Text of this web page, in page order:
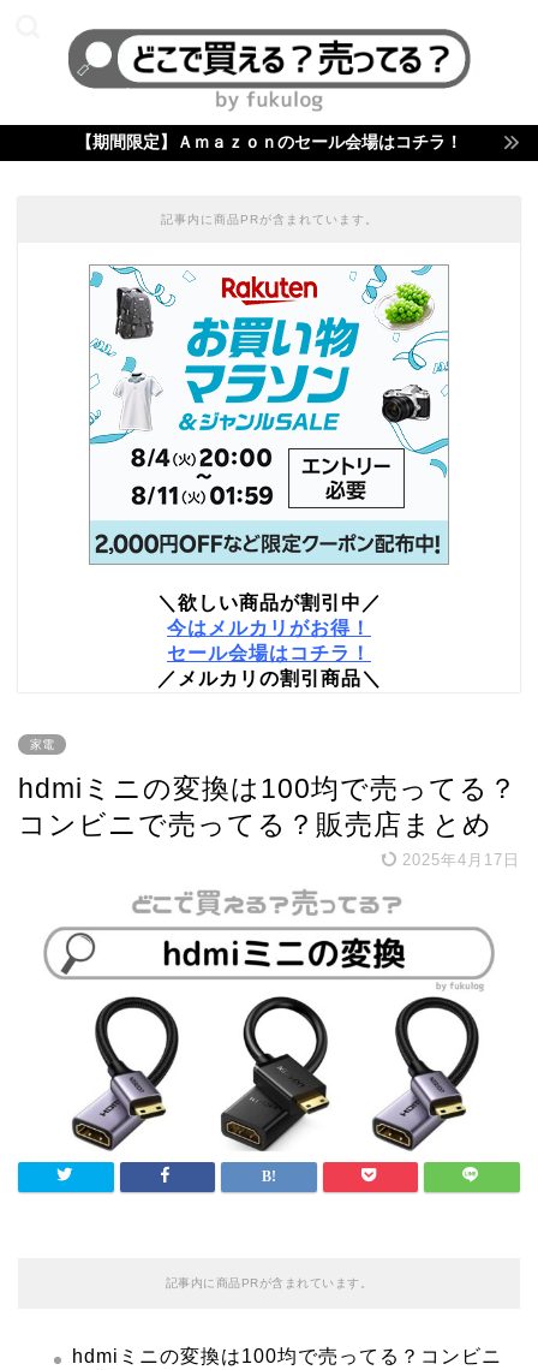
【期間限定】Ａｍａｚｏｎのセール会場はコチラ！
記事内に商品PRが含まれています。
＼欲しい商品が割引中／
今はメルカリがお得！
セール会場はコチラ！
／メルカリの割引商品＼
家電
hdmiミニの変換は100均で売ってる？
コンビニで売ってる？販売店まとめ
2025年4月17日
記事内に商品PRが含まれています。
hdmiミニの変換は100均で売ってる？コンビニ